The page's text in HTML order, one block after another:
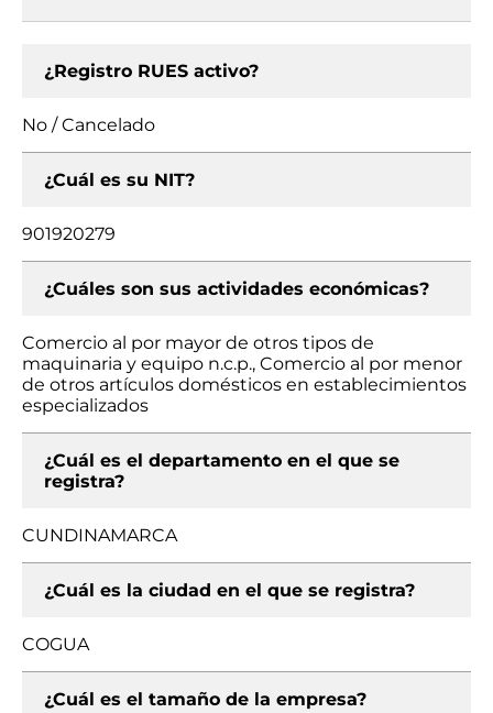
¿Registro RUES activo?
No / Cancelado
¿Cuál es su NIT?
901920279
¿Cuáles son sus actividades económicas?
Comercio al por mayor de otros tipos de
maquinaria y equipo n.c.p., Comercio al por menor
de otros artículos domésticos en establecimientos
especializados
¿Cuál es el departamento en el que se
registra?
CUNDINAMARCA
¿Cuál es la ciudad en el que se registra?
COGUA
¿Cuál es el tamaño de la empresa?